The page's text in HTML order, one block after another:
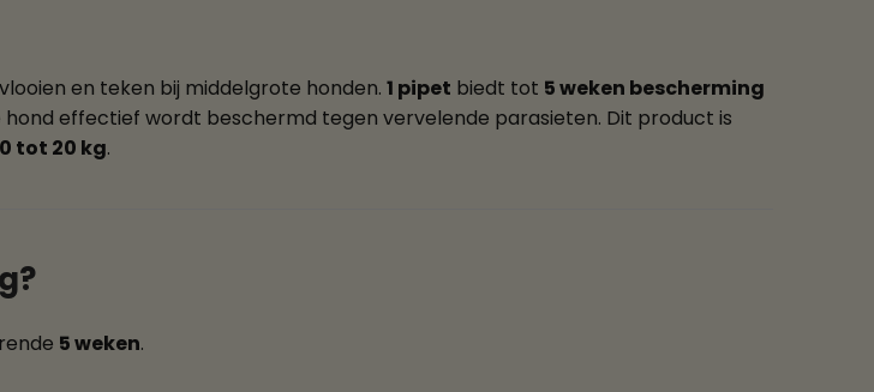
en teken bij middelgrote honden. 1 pipet biedt tot 5 weken bescherming
hond effectief wordt beschermd tegen vervelende parasieten. Dit product is
tot 20 kg.
5 weken.